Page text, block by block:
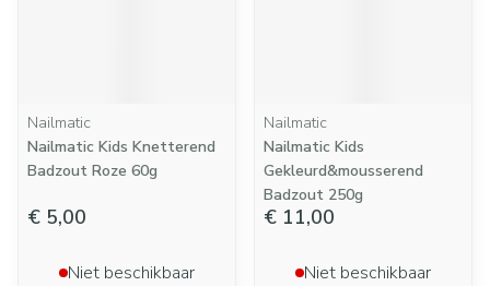
Nailmatic
Nailmatic Kids Knetterend
Badzout Roze 60g
€ 5,00
Niet beschikbaar
Nailmatic
Nailmatic Kids
Gekleurd&mousserend
Badzout 250g
€ 11,00
Niet beschikbaar